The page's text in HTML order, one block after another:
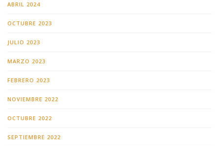
ABRIL 2024
OCTUBRE 2023
JULIO 2023
MARZO 2023
FEBRERO 2023
NOVIEMBRE 2022
OCTUBRE 2022
SEPTIEMBRE 2022